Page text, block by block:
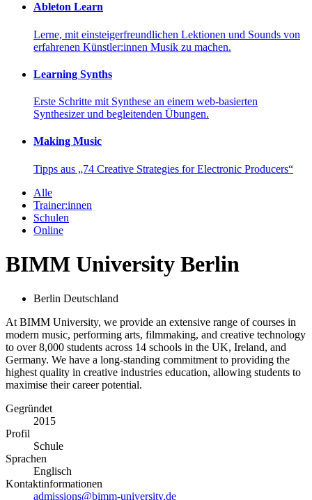
Ableton Learn
Lerne, mit einsteigerfreundlichen Lektionen und Sounds von
erfahrenen Künstler:innen Musik zu machen.
Learning Synths
Erste Schritte mit Synthese an einem web-basierten
Synthesizer und begleitenden Übungen.
Making Music
Tipps aus „74 Creative Strategies for Electronic Producers“
Alle
Trainer:innen
Schulen
Online
BIMM University Berlin
Berlin Deutschland
At BIMM University, we provide an extensive range of courses in
modern music, performing arts, filmmaking, and creative technology
to over 8,000 students across 14 schools in the UK, Ireland, and
Germany. We have a long-standing commitment to providing the
highest quality in creative industries education, allowing students to
maximise their career potential.
Gegründet
2015
Profil
Schule
Sprachen
Englisch
Kontaktinformationen
admissions@bimm-university.de